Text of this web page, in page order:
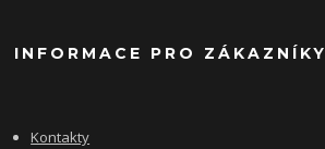
INFORMACE PRO ZÁKAZNÍKY
Kontakty